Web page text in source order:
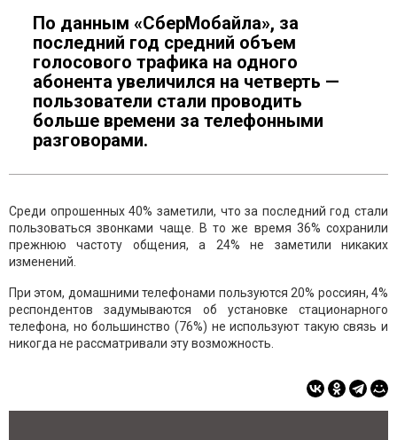
По данным «СберМобайла», за
последний год средний объем
голосового трафика на одного
абонента увеличился на четверть —
пользователи стали проводить
больше времени за телефонными
разговорами.
Среди опрошенных 40% заметили, что за последний год стали
пользоваться звонками чаще. В то же время 36% сохранили
прежнюю частоту общения, а 24% не заметили никаких
изменений.
При этом, домашними телефонами пользуются 20% россиян, 4%
респондентов задумываются об установке стационарного
телефона, но большинство (76%) не используют такую связь и
никогда не рассматривали эту возможность.